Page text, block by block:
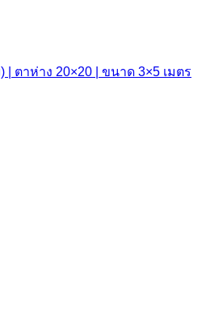
| ตาห่าง 20×20 | ขนาด 3×5 เมตร